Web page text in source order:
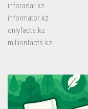
inforadar.kz
informator.kz
onlyfacts.kz
millionfacts.kz